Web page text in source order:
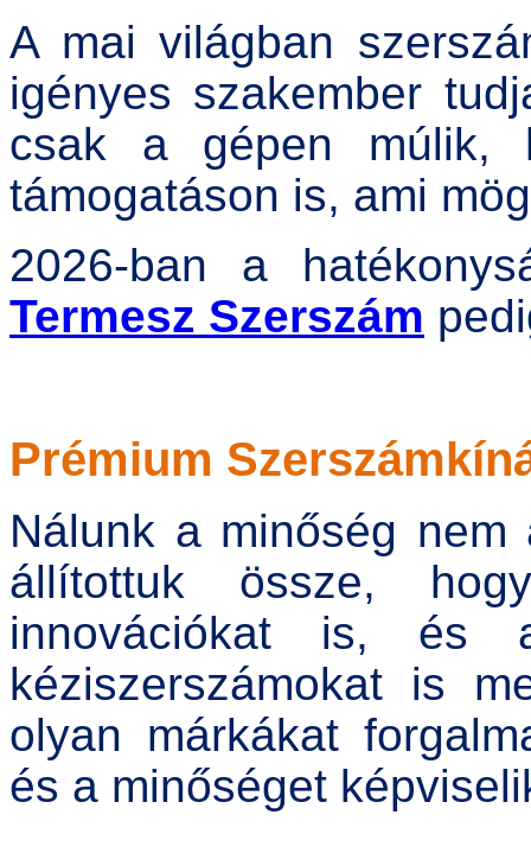
A mai világban
igényes szakember
csak a gépen múlik,
támogatáson is, ami
2026-ban a
Termesz Szerszám
Prémium
Nálunk a minőség
állítottuk össze,
innovációkat is, és
kéziszerszámokat is
olyan márkákat
és a minőséget